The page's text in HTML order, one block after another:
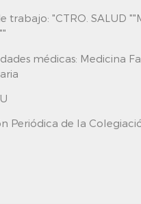
trabajo: "CTRO. SALUD
médicas: Medicina
Periódica de la